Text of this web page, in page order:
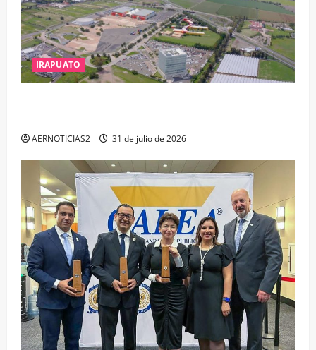
IRAPUATO
AERNOTICIAS2 31 de julio de 2026